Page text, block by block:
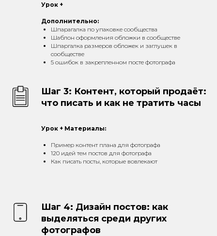
Урок +
Дополнительно:
Шпарагалка по упаковке сообщества
Шаблон оформления обложки в сообществе
Шпаргалка размеров обложек и заглушек в
сообществе
5 ошибок в закрепленном посте фотографа
Шаг 3: Контент, который продаёт:
что писать и как не тратить часы
Урок + Материалы:
Пример контент плана для фотографа
120 идей тем постов для фотографа
Как писать посты, которые вовлекают
Шаг 4: Дизайн постов: как
выделяться среди других
фотографов